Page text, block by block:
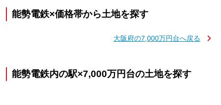
能勢電鉄×価格帯から土地を探す
大阪府の7,000万円台へ戻る
能勢電鉄内の駅×7,000万円台の土地を探す